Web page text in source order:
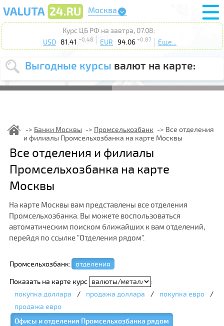
Москва
Курс ЦБ РФ на завтра, 07.08:
USD 81.41 +0.48 EUR 94.06 +0.87 Еще...
Выгодные курсы валют на карте:
Выберите
USD EUR
курс от
Выберите
действие: Продать
Поиск
Банки Москвы Промсельхозбанк
Все отделения
и филиалы Промсельхозбанка на карте Москвы
Все отделения и филиалы
Промсельхозбанка на карте
Москвы
На карте Москвы вам представлены все отделения
Промсельхозбанка. Вы можете воспользоваться
автоматическим поиском ближайших к вам отделений,
перейдя по ссылке "Отделения рядом".
Промсельхозбанк: отделения
Показать на карте курс
:
покупка доллара
/ продажа доллара / покупка евро
/
продажа евро
Офисы и отделения Промсельхозбанка рядом